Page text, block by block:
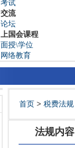
考试
交流
论坛
上国会课程
面授\学位
网络教育
首页 > 税费法规
法规内容